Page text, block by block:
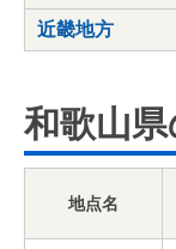
近畿地方
和歌山
地点名